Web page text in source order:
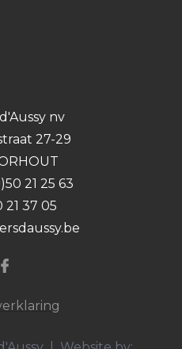
nv
27-29
21 25 63
21 37 05